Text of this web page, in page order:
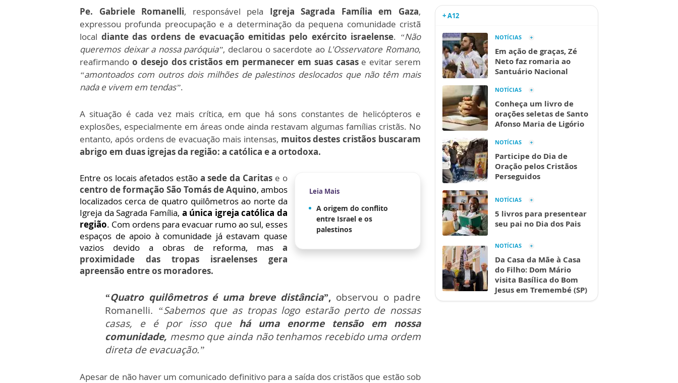
Pe. Gabriele Romanelli, responsável pela Igreja Sagrada Família em Gaza,
expressou profunda preocupação e a determinação da pequena comunidade cristã
local diante das ordens de evacuação emitidas pelo exército israelense. “Não
queremos deixar a nossa paróquia”, declarou o sacerdote ao L'Osservatore Romano,
reafirmando o desejo dos cristãos em permanecer em suas casas e evitar serem
“amontoados com outros dois milhões de palestinos deslocados que não têm mais
nada e vivem em tendas”.
A situação é cada vez mais crítica, em que há sons constantes de helicópteros e
explosões, especialmente em áreas onde ainda restavam algumas famílias cristãs. No
entanto, após ordens de evacuação mais intensas, muitos destes cristãos buscaram
abrigo em duas igrejas da região: a católica e a ortodoxa.
Leia Mais
A origem do conflito
entre Israel e os
palestinos
Entre os locais afetados estão a sede da Caritas e o
centro de formação São Tomás de Aquino, ambos
localizados cerca de quatro quilômetros ao norte da
Igreja da Sagrada Família, a única igreja católica da
região. Com ordens para evacuar rumo ao sul, esses
espaços de apoio à comunidade já estavam quase
vazios devido a obras de reforma, mas a
proximidade das tropas israelenses gera
apreensão entre os moradores.
“Quatro quilômetros é uma breve distância”, observou o padre
Romanelli. “Sabemos que as tropas logo estarão perto de nossas
casas, e é por isso que há uma enorme tensão em nossa
comunidade, mesmo que ainda não tenhamos recebido uma ordem
direta de evacuação.”
Apesar de não haver um comunicado definitivo para a saída dos cristãos que estão sob
+ A12
NOTÍCIAS
Em ação de graças, Zé
Neto faz romaria ao
Santuário Nacional
NOTÍCIAS
Conheça um livro de
orações seletas de Santo
Afonso Maria de Ligório
NOTÍCIAS
Participe do Dia de
Oração pelos Cristãos
Perseguidos
NOTÍCIAS
5 livros para presentear
seu pai no Dia dos Pais
NOTÍCIAS
Da Casa da Mãe à Casa
do Filho: Dom Mário
visita Basílica do Bom
Jesus em Tremembé (SP)